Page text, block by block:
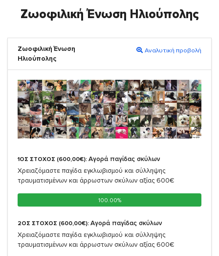
Ζωοφιλική Ένωση Ηλιούπολης
Ζωοφιλική Ένωση
Ηλιούπολης
Αναλυτική προβολή
1ΟΣ ΣΤΟΧΟΣ (600,00€): Αγορά παγίδας σκύλων
Χρειαζόμαστε παγίδα εγκλωβισμού και σύλληψης
τραυματισμένων και άρρωστων σκύλων αξίας 600€
100.00%
100.00%
2ΟΣ ΣΤΟΧΟΣ (600,00€): Αγορά παγίδας σκύλων
Χρειαζόμαστε παγίδα εγκλωβισμού και σύλληψης
τραυματισμένων και άρρωστων σκύλων αξίας 600€